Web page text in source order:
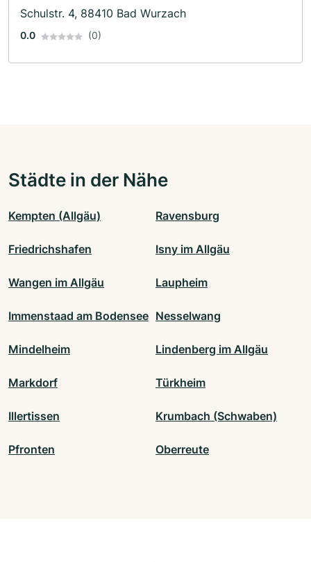
Schulstr. 4, 88410 Bad Wurzach
0.0 (0)
Städte in der Nähe
Kempten (Allgäu) Ravensburg
Friedrichshafen Isny im Allgäu
Wangen im Allgäu Laupheim
Immenstaad am Bodensee Nesselwang
Mindelheim Lindenberg im Allgäu
Markdorf Türkheim
Illertissen Krumbach (Schwaben)
Pfronten Oberreute